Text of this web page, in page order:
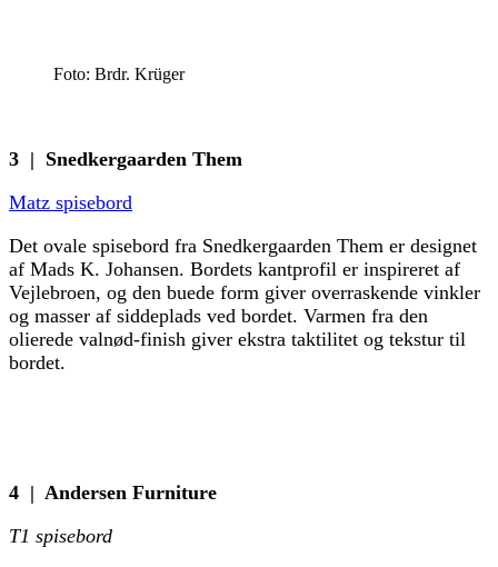
Foto: Brdr. Krüger
3 | Snedkergaarden Them
Matz spisebord
Det ovale spisebord fra Snedkergaarden Them er designet
af Mads K. Johansen. Bordets kantprofil er inspireret af
Vejlebroen, og den buede form giver overraskende vinkler
og masser af siddeplads ved bordet. Varmen fra den
olierede valnød-finish giver ekstra taktilitet og tekstur til
bordet.
4 | Andersen Furniture
T1 spisebord